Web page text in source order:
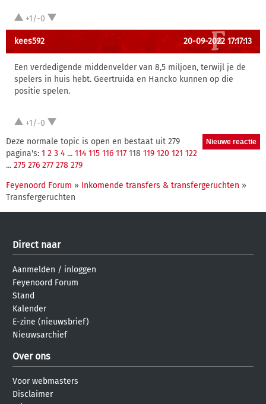
+1/-0
kees592 20-09-2022 17:17:13
Een verdedigende middenvelder van 8,5 miljoen, terwijl je de
spelers in huis hebt. Geertruida en Hancko kunnen op die
positie spelen.
+1/-0
Deze normale topic is open en bestaat uit 279
pagina's: 1 2 3 4 ... 114 115 116 117 118 119 120 121 122
... 275 276 277 278 279
Feyenoord Forum » Inkomende transfers & transfergeruchten »
Transfergeruchten
Direct naar
Aanmelden / inloggen
Feyenoord Forum
Stand
Kalender
E-zine (nieuwsbrief)
Nieuwsarchief
Over ons
Voor webmasters
Disclaimer